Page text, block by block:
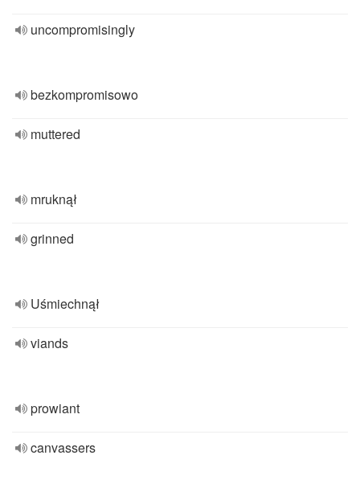
uncompromisingly
bezkompromisowo
muttered
mruknął
grinned
Uśmiechnął
viands
prowiant
canvassers